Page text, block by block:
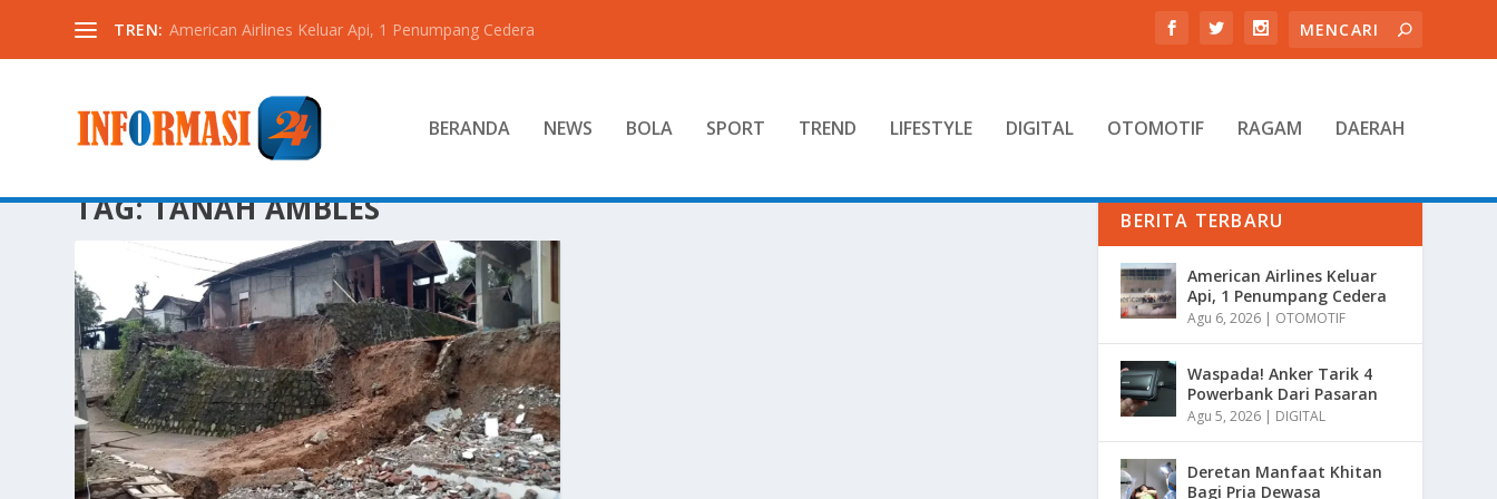
TREN: American Airlines Keluar Api, 1 Penumpang Cedera
BERANDA NEWS BOLA SPORT TREND LIFESTYLE DIGITAL OTOMOTIF RAGAM DAERAH
TAG:TANAH AMBLES BERITA TERBARU
American Airlines Keluar
Api, 1 Penumpang Cedera
Agu 6, 2026 | OTOMOTIF
Waspada! Anker Tarik 4
Powerbank Dari Pasaran
Agu 5, 2026 | DIGITAL
Deretan Manfaat Khitan
Bagi Pria Dewasa